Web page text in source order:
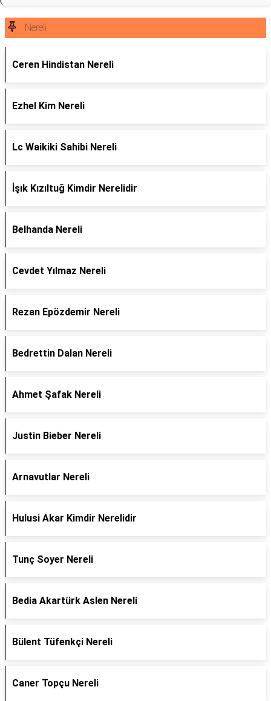
Nereli
Ceren Hindistan Nereli
Ezhel Kim Nereli
Lc Waikiki Sahibi Nereli
İşık Kızıltuğ Kimdir Nerelidir
Belhanda Nereli
Cevdet Yılmaz Nereli
Rezan Epözdemir Nereli
Bedrettin Dalan Nereli
Ahmet Şafak Nereli
Justin Bieber Nereli
Arnavutlar Nereli
Hulusi Akar Kimdir Nerelidir
Tunç Soyer Nereli
Bedia Akartürk Aslen Nereli
Bülent Tüfenkçi Nereli
Caner Topçu Nereli